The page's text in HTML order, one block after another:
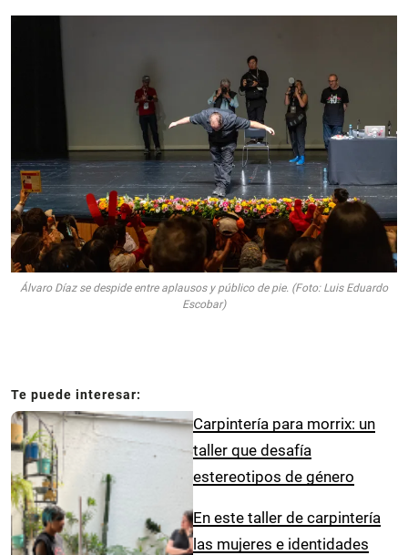
Álvaro Díaz se despide entre aplausos y público de pie. (Foto: Luis Eduardo
Escobar)
Carpintería para morrix: un
taller que desafía
estereotipos de género
En este taller de carpintería
las mujeres e identidades